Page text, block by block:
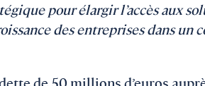
pour élargir l’accès aux
des entreprises dans un
de 50 millions d’euros